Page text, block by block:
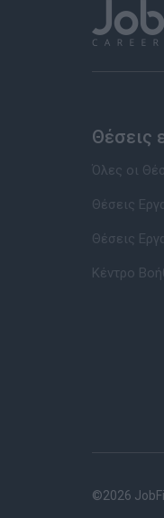
Θέσεις
Όλες οι
Θέσεις
Θέσεις
Κέντρο
©2026